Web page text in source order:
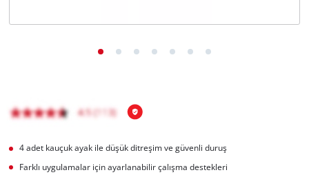
4 adet kauçuk ayak ile düşük ditreşim ve güvenli duruş
Farklı uygulamalar için ayarlanabilir çalışma destekleri